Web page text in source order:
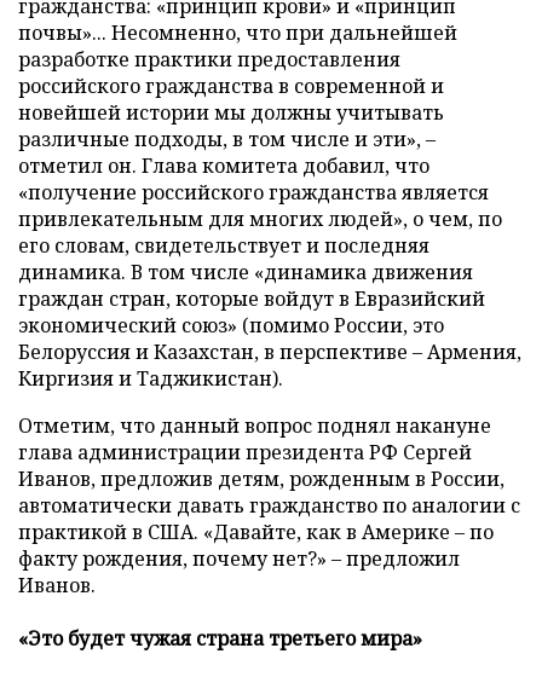
гражданства: «принцип крови» и «принцип
почвы»... Несомненно, что при дальнейшей
разработке практики предоставления
российского гражданства в современной и
новейшей истории мы должны учитывать
различные подходы, в том числе и эти», –
отметил он. Глава комитета добавил, что
«получение российского гражданства является
привлекательным для многих людей», о чем, по
его словам, свидетельствует и последняя
динамика. В том числе «динамика движения
граждан стран, которые войдут в Евразийский
экономический союз» (помимо России, это
Белоруссия и Казахстан, в перспективе – Армения,
Киргизия и Таджикистан).
Отметим, что данный вопрос поднял накануне
глава администрации президента РФ Сергей
Иванов, предложив детям, рожденным в России,
автоматически давать гражданство по аналогии с
практикой в США. «Давайте, как в Америке – по
факту рождения, почему нет?» – предложил
Иванов.
«Это будет чужая страна третьего мира»